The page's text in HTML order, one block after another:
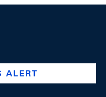
company/swiss-national-
@swissnationalbank
ALERT